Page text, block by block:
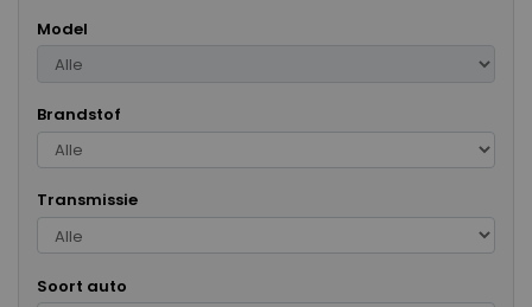
Model
Brandstof
Transmissie
Soort auto